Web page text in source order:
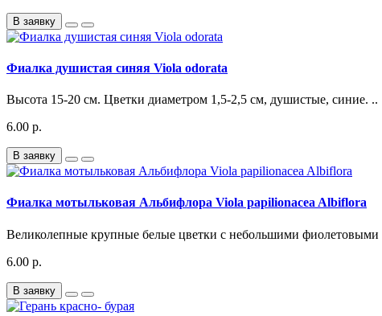
В заявку
Фиалка душистая синяя Viola odorata
Высота 15-20 см. Цветки диаметром 1,5-2,5 см, душистые, синие. ..
6.00 р.
В заявку
Фиалка мотыльковая Альбифлора Viola papilionacea Albiflora
Великолепные крупные белые цветки с небольшими
6.00 р.
В заявку